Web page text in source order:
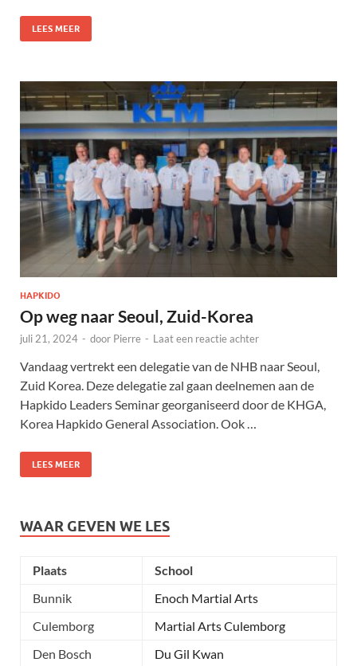
LEES MEER
HAPKIDO
Op weg naar Seoul, Zuid-Korea
juli 21, 2024 - door Pierre - Laat een reactie achter
Vandaag vertrekt een delegatie van de NHB naar Seoul,
Zuid Korea. Deze delegatie zal gaan deelnemen aan de
Hapkido Leaders Seminar georganiseerd door de KHGA,
Korea Hapkido General Association. Ook …
LEES MEER
WAAR GEVEN WE LES
Plaats
School
Bunnik
Enoch Martial Arts
Culemborg
Martial Arts Culemborg
Den Bosch
Du Gil Kwan